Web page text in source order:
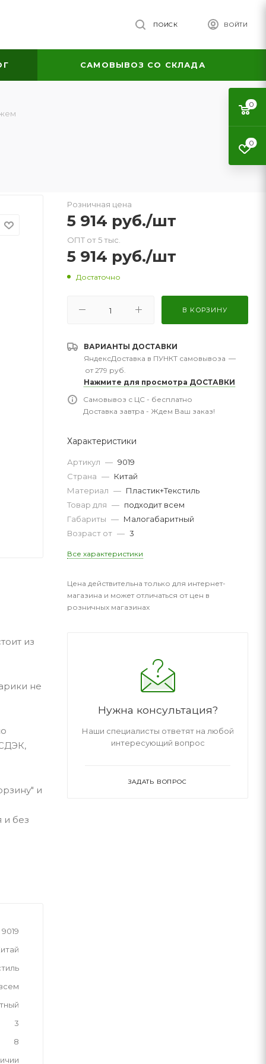
ВОЙТИ
ПОИСК
САМОВЫВОЗ СО СКЛАДА
из
не
и
и без
9019
3
8
Розничная цена
5 914 руб./шт
ОПТ от 5 тыс.
5 914 руб./шт
Достаточно
В КОРЗИНУ
ВАРИАНТЫ ДОСТАВКИ
ЯндексДоставка в ПУНКТ самовывоза —
от 279 руб.
Нажмите для просмотра ДОСТАВКИ
Самовывоз с ЦС - бесплатно
Доставка завтра - Ждем Ваш заказ!
Характеристики
Артикул — 9019
Страна — Китай
Материал — Пластик+Текстиль
Товар для — подходит всем
Габариты — Малогабаритный
Возраст от — 3
Все характеристики
Цена действительна только для интернет-
магазина и может отличаться от цен в
розничных магазинах
Нужна консультация?
Наши специалисты ответят на любой
интересующий вопрос
ЗАДАТЬ ВОПРОС
0
0